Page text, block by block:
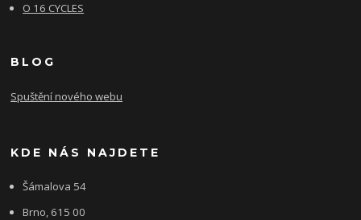
O 16 CYCLES
BLOG
Spuštění nového webu
KDE NÁS NAJDETE
Šámalova 54
Brno, 615 00